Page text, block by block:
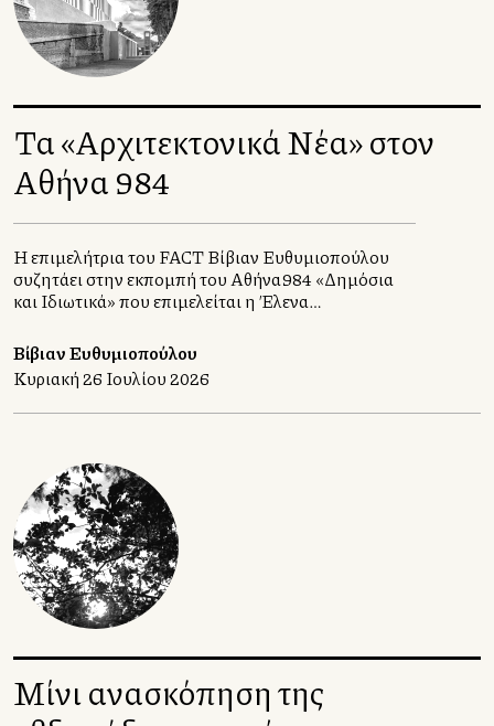
Τα «Αρχιτεκτονικά Νέα» στον
Αθήνα 984
Η επιμελήτρια του FACT Βίβιαν Ευθυμιοπούλου
συζητάει στην εκπομπή του Αθήνα984 «Δημόσια
και Ιδιωτικά» που επιμελείται η Έλενα
Χριστοφιλοπούλου και Γιώργο Ατσαλάκη.
Βίβιαν Ευθυμιοπούλου
Κυριακή 26 Ιουλίου 2026
Μίνι ανασκόπηση της